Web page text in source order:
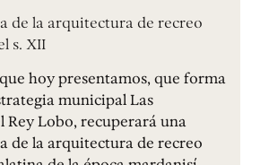
de la arquitectura de recreo
s. XII
hoy presentamos, que forma
municipal Las
Rey Lobo, recuperará una
de la arquitectura de recreo